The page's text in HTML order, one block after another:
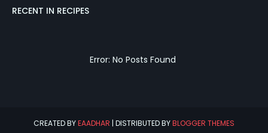
RECENT IN RECIPES
Error: No Posts Found
CREATED BYEAADHAR | DISTRIBUTED BYBLOGGER THEMES